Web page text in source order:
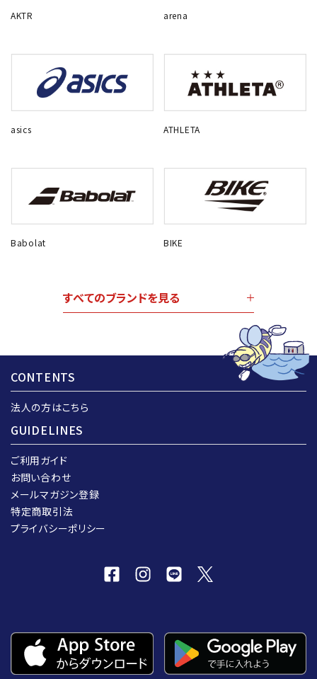
AKTR arena
asics ATHLETA
Babolat BIKE
すべてのブランドを見る
CONTENTS
法人の方はこちら
GUIDELINES
ご利用ガイド
お問い合わせ
メールマガジン登録
特定商取引法
プライバシーポリシー